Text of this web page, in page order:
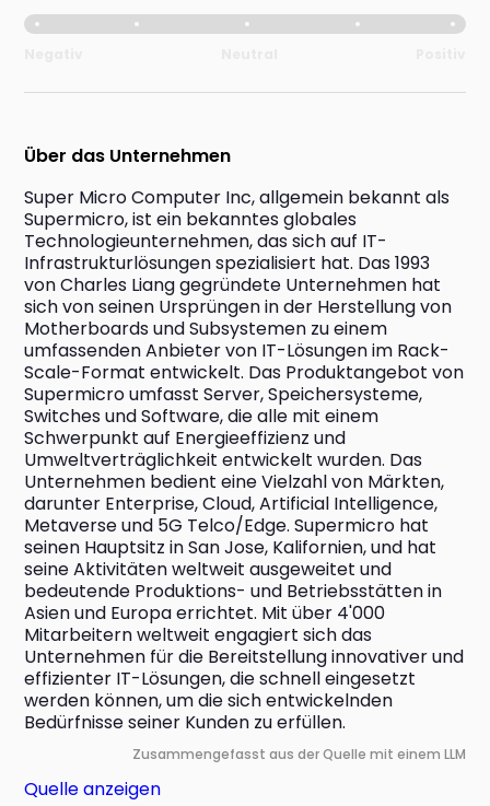
Über das Unternehmen
Super Micro Computer Inc, allgemein bekannt als
Supermicro, ist ein bekanntes globales
Technologieunternehmen, das sich auf IT-
Infrastrukturlösungen spezialisiert hat. Das 1993
von Charles Liang gegründete Unternehmen hat
sich von seinen Ursprüngen in der Herstellung von
Motherboards und Subsystemen zu einem
umfassenden Anbieter von IT-Lösungen im Rack-
Scale-Format entwickelt. Das Produktangebot von
Supermicro umfasst Server, Speichersysteme,
Switches und Software, die alle mit einem
Schwerpunkt auf Energieeffizienz und
Umweltverträglichkeit entwickelt wurden. Das
Unternehmen bedient eine Vielzahl von Märkten,
darunter Enterprise, Cloud, Artificial Intelligence,
Metaverse und 5G Telco/Edge. Supermicro hat
seinen Hauptsitz in San Jose, Kalifornien, und hat
seine Aktivitäten weltweit ausgeweitet und
bedeutende Produktions- und Betriebsstätten in
Asien und Europa errichtet. Mit über 4'000
Mitarbeitern weltweit engagiert sich das
Unternehmen für die Bereitstellung innovativer und
effizienter IT-Lösungen, die schnell eingesetzt
werden können, um die sich entwickelnden
Bedürfnisse seiner Kunden zu erfüllen.
Zusammengefasst aus der Quelle mit einem LLM
Quelle anzeigen